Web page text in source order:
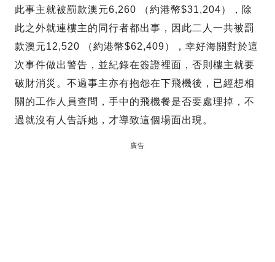
此事主就被罰款澳元6,260 （約港幣$31,204），除
此之外就連樓主的同行者都出事，因此二人一共被罰
款澳元12,520 （約港幣$62,409），幸好海關對於這
次事件做出警告，並紀錄在簽證裡面，否則樓主就要
破財消災。不過事主亦有抱怨在下飛機後，已經想相
關的工作人員查問，手中的飛機餐是否要處理掉，不
過就沒有人告訴她，才導致這個場面出現。
廣告